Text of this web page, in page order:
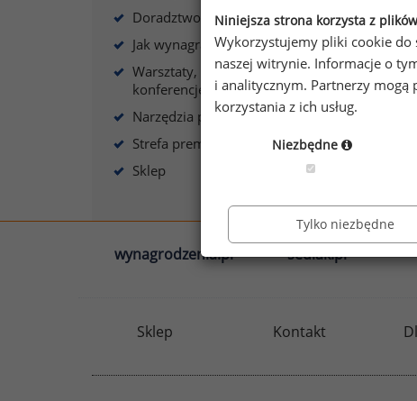
Doradztwo płacowe
Jak wynagradzać?
Warsztaty, szkolenia,
konferencje
Narzędzia płacowe
Strefa premium
Sklep
wynagrodzenia.pl sedlak.pl
Sklep Kontakt
Niniejsza strona korzysta z
Wykorzystujemy pliki cookie do
naszej witrynie. Informacje o
i analitycznym. Partnerzy mogą
korzystania z ich usług.
Niezbędne
Tylko niezbędne